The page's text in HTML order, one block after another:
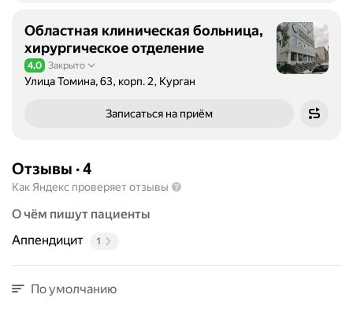
Областная клиническая больница,
хирургическое отделение
Рейтинг 4,0 из 5
4,0 Закрыто
Улица Томина, 63, корп. 2, Курган
Записаться на приём
Отзывы ·4
Как Яндекс проверяет отзывы
О чём пишут пациенты
Аппендицит
1
По умолчанию